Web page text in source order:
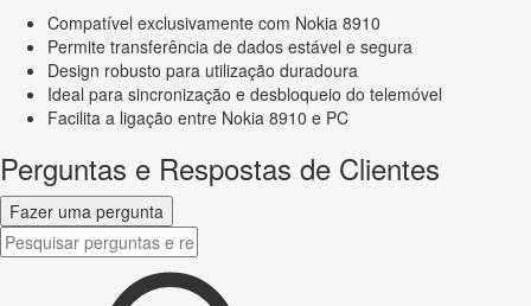
Compatível exclusivamente com Nokia 8910
Permite transferência de dados estável e segura
Design robusto para utilização duradoura
Ideal para sincronização e desbloqueio do telemóvel
Facilita a ligação entre Nokia 8910 e PC
Perguntas e Respostas de Clientes
Fazer uma pergunta